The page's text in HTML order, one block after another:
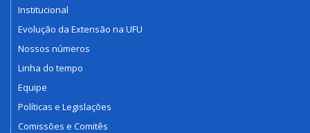
Institucional
Evolução da Extensão na UFU
Nossos números
Linha do tempo
Equipe
Políticas e Legislações
Comissões e Comitês